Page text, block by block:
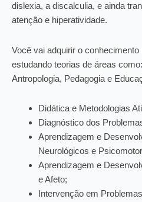
dislexia, a discalculia, e ainda
atenção e hiperatividade.
Você vai adquirir o
estudando teorias de áreas
Antropologia, Pedagogia e
Didática e Metodologias
Diagnóstico dos
Aprendizagem e
Neurológicos e
Aprendizagem e
e Afeto;
Intervenção em